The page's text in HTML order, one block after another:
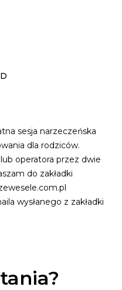
sesja narzeczeńska
dla rodziców.
operatora przez dwie
do zakładki
wysłanego z zakładki